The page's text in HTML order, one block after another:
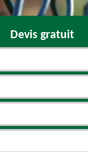
Devis gratuit